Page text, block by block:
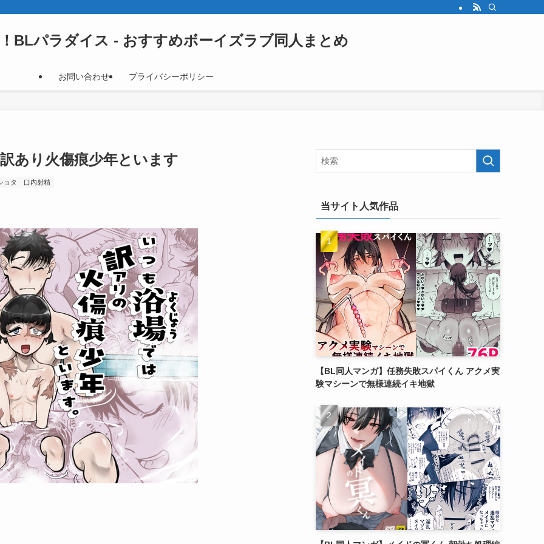
BLパラダイス - おすすめボーイズラブ同人まとめ
お問い合わせ プライバシーポリシー
あり火傷痕少年といます
ョタ 口内射精
当サイト人気作品
【BL同人マンガ】任務失敗スパイくん アクメ実
験マシーンで無様連続イキ地獄